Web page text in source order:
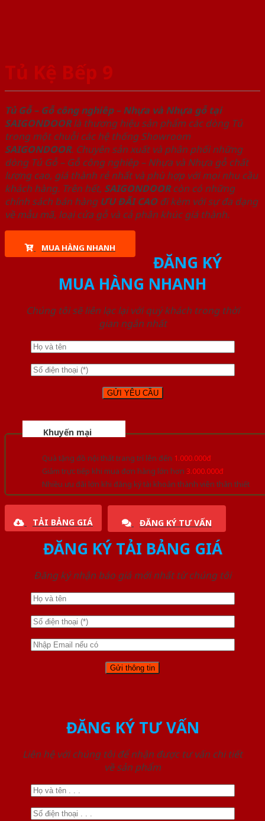
Tủ Kệ Bếp 9
Tủ Gỗ – Gỗ công nghiêp – Nhựa và Nhựa gỗ tại
SAIGONDOORlà thương hiệu sản phẩm các dòng Tủ
trong một chuỗi các hệ thống Showroom
SAIGONDOOR. Chuyên sản xuất và phân phối những
dòng Tủ Gỗ – Gỗ công nghiêp – Nhựa và Nhựa gỗ chất
lượng cao, giá thành rẻ nhất và phù hợp với mọi nhu cầu
khách hàng. Trên hết, SAIGONDOORcòn có những
chính sách bán hàng ƯU ĐÃI CAOđi kèm với sự đa dạng
về mẫu mã, loại cửa gỗ và cả phân khúc giá thành.
MUA HÀNG NHANH
ĐĂNG KÝ
MUA HÀNG NHANH
Chúng tôi sẽ liên lạc lại với quý khách trong thời
gian ngắn nhất
Khuyến mại
Quà tặng đồ nội thất trang trí lên đến 1.000.000đ
Giảm trực tiếp khi mua đơn hàng lớn hơn 3.000.000đ
Nhiều ưu đãi lớn khi đăng ký tài khoản thành viên thân thiết
TẢI BẢNG GIÁ ĐĂNG KÝ TƯ VẤN
ĐĂNG KÝ TẢI BẢNG GIÁ
Đăng ký nhận báo giá mới nhất từ chúng tôi
ĐĂNG KÝ TƯ VẤN
Liên hệ với chúng tôi để nhận được tư vấn chi tiết
về sản phẩm